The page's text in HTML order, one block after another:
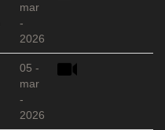
mar
-
2026
05 -
mar
-
2026